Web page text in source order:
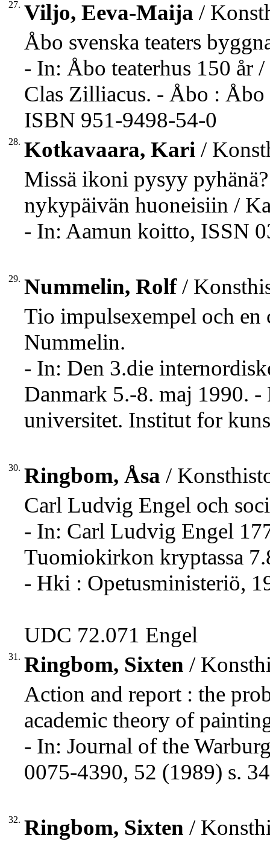
27. Viljo, Eeva-Maija /
Åbo svenska teaters
- In: Åbo teaterhus 150 år
Clas Zilliacus. - Åbo : Åbo
ISBN 951-9498-54-0
28. Kotkavaara, Kari /
Missä ikoni pysyy
nykypäivän huoneisiin /
- In: Aamun koitto, ISSN
29. Nummelin, Rolf/
Tio impulsexempel och
Nummelin.
- In: Den 3.die
Danmark 5.-8. maj 1990.
universitet. Institut for
30. Ringbom, Åsa /
Carl Ludvig Engel och
- In: Carl Ludvig Engel
Tuomiokirkon kryptassa
- Hki : Opetusministeriö,
UDC 72.071 Engel
31. Ringbom, Sixten /
Action and report : the
academic theory of
- In: Journal of the
0075-4390, 52 (1989) s.
32. Ringbom, Sixten /